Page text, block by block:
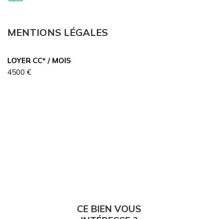
MENTIONS LÉGALES
LOYER CC* / MOIS
4500 €
CE BIEN VOUS